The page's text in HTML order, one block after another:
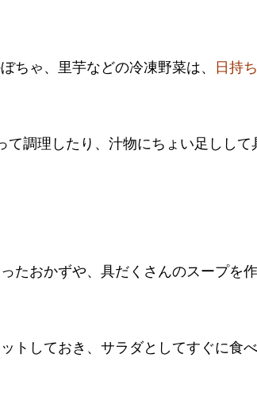
ちゃ、里芋などの冷凍野菜は、 日持
調理したり、汁物にちょい足しして
たおかずや、具だくさんのスープを
トしておき、サラダとしてすぐに食